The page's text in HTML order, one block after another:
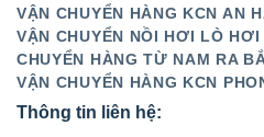
VẬN CHUYỂN HÀNG KCN AN
VẬN CHUYỂN NỒI HƠI LÒ HƠI
CHUYỂN HÀNG TỪ NAM RA
VẬN CHUYỂN HÀNG KCN
Thông tin liên hệ: